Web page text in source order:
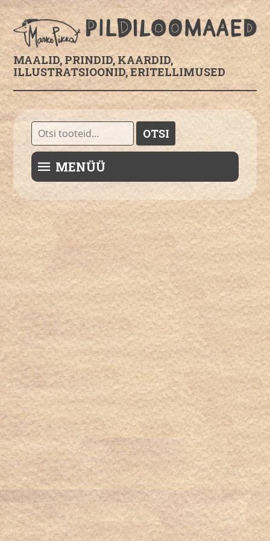
MAALID, PRINDID, KAARDID,
ILLUSTRATSIOONID, ERITELLIMUSED
Otsi: OTSI
MENÜÜ